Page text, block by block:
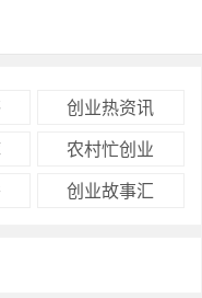
创业热资讯
农村忙创业
创业故事汇